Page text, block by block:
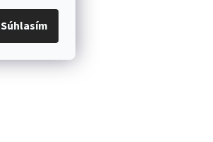
Súhlasím